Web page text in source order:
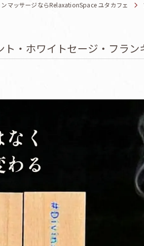
マッサージならRelaxationSpace ユタカフェ
ト・ホワイトセージ・フラ